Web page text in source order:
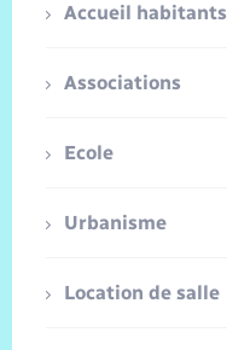
Accueil habitants
Associations
Ecole
Urbanisme
Location de salle